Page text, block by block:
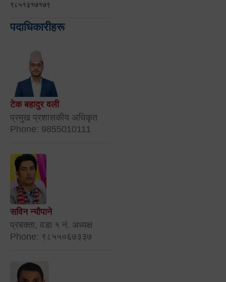
९८५१३१७१७९
पदाधिकारीहरू
टेक बहादुर वली
प्रमुख प्रशासकीय अधिकृत
Phone: 9855010111
सविन न्यौपाने
प्रबक्ता, वडा १ नं. अध्यक्ष
Phone: ९८५५०६७३३७